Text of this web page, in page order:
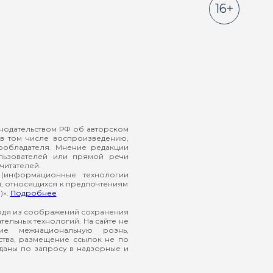
РФ об авторском
числе воспроизведению,
Мнение редакции
или прямой речи
технологии
относящихся к предпочтениям
Подробнее
из соображений сохранения
технологий. На сайте не
межнациональную рознь,
размещение ссылок не по
по запросу в надзорные и
16+